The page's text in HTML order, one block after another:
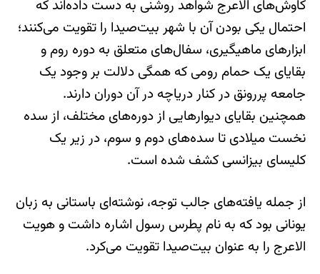
کاوش‌های الاعرج شواهد روشنی به دست داده‌اند که
احتمال یکی بودن آن با شهر بیت‌صیدا را تقویت می‌کنند؛
ابزارهای ماهیگیری، سفال‌های متعلق به دوره روم و
بقایای یک حمام رومی که همگی دلالت بر وجود یک
جامعه پررونق در کنار دریاچه در آن دوران دارند.
همچنین بقایای دیوارهایی از دوره‌های مختلف، از سده
نخست میلادی تا سده‌های دوم و سوم، در زیر یک
کلیسای بیزانسی کشف شده است.
از جمله یافته‌های جالب توجه، نوشته‌ای باستانی به زبان
یونانی بود که به نام پطرس رسول اشاره داشت و هویت
الاعرج را به عنوان بیت‌صیدا تقویت می‌کرد.